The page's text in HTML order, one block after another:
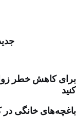
برای کاهش خطر
کنید
باغچه‌های خانگی در